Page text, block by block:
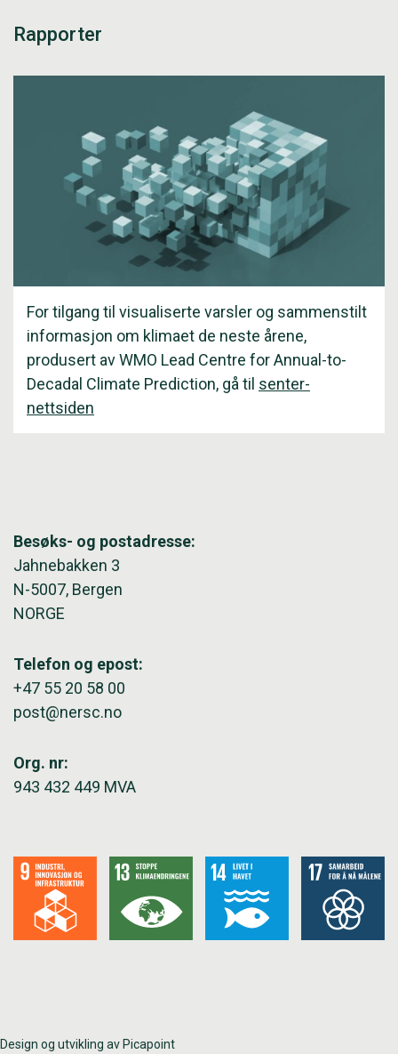
Rapporter
For tilgang til visualiserte varsler og sammenstilt
informasjon om klimaet de neste årene,
produsert av WMO Lead Centre for Annual-to-
Decadal Climate Prediction, gå til senter-
nettsiden
Besøks- og postadresse:
Jahnebakken 3
N-5007, Bergen
NORGE
Telefon og epost:
+47 55 20 58 00
post@nersc.no
Org. nr:
943 432 449 MVA
Design og utvikling av Picapoint